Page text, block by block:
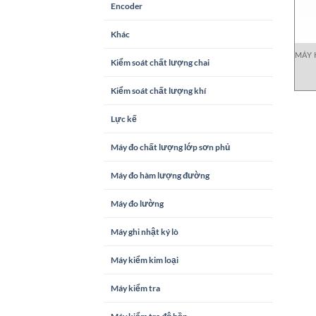
Encoder
Khác
Kiểm soát chất lượng chai
Kiểm soát chất lượng khí
Lực kế
Máy đo chất lượng lớp sơn phủ
Máy đo hàm lượng đường
Máy đo lường
Máy ghi nhật ký lò
Máy kiểm kim loại
Máy kiểm tra
MÁY